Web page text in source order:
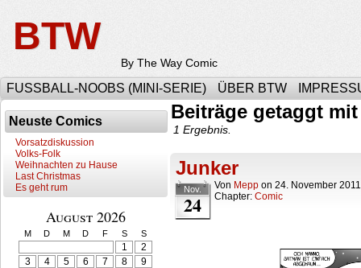
BTW
By The Way Comic
FUSSBALL-NOOBS (MINI-SERIE) ÜBER BTW
Neuste Comics
Vorsatzdiskussion
Volks-Folk
Weihnachten zu Hause
Last Christmas
Es geht rum
August 2026
M D M D F S S
1
2
3
4 5 6 7 8
9
Beiträge getaggt
1 Ergebnis.
Junker
Nov.
24
Von Mepp on 24. November 2011
Chapter: Comic